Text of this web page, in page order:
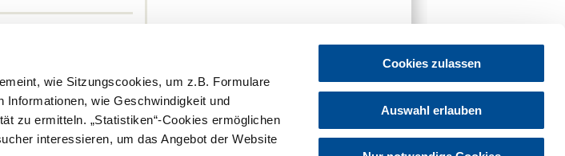
wie Sitzungscookies, um z.B. Formulare
Informationen, wie Geschwindigkeit und
zu ermitteln. „Statistiken“-Cookies ermöglichen
interessieren, um das Angebot der Website
Cookies zulassen
Auswahl erlauben
Sitemap Cookies